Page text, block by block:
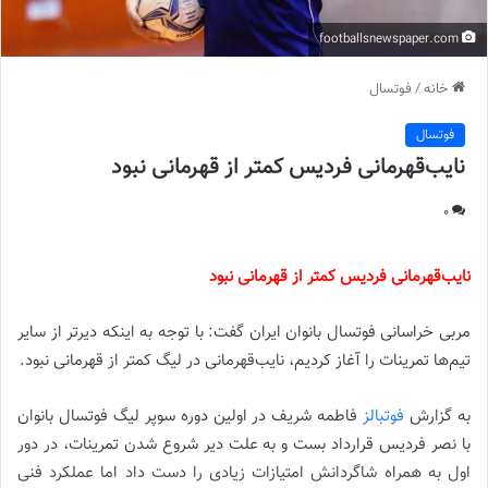
خانه/ فوتسال
فوتسال
نایب‌قهرمانی فردیس کمتر از قهرمانی نبود
0
نایب‌قهرمانی فردیس کمتر از قهرمانی نبود
مربی خراسانی فوتسال بانوان ایران گفت: با توجه به اینکه دیرتر از سایر
تیم‌ها تمرینات را آغاز کردیم، نایب‌قهرمانی در لیگ کمتر از قهرمانی نبود.
به گزارش فوتبالزفاطمه شریف در اولین دوره سوپر لیگ فوتسال بانوان
با نصر فردیس قرارداد بست و به علت دیر شروع شدن تمرینات، در دور
اول به همراه شاگردانش امتیازات زیادی را دست داد اما عملکرد فنی